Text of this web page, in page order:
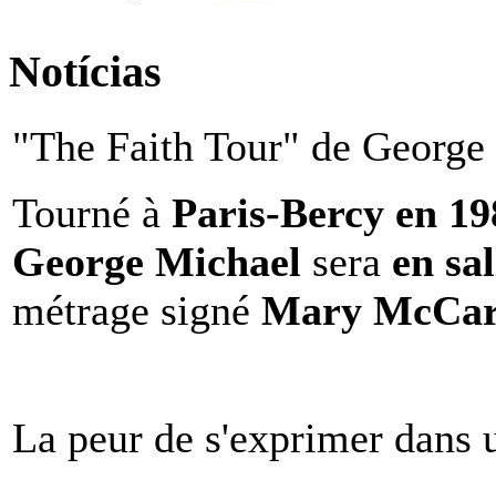
Notícias
"The Faith Tour" de
Tourné à Paris-Bercy en
George Michael sera en
métrage signé Mary
La peur de s'exprimer dans